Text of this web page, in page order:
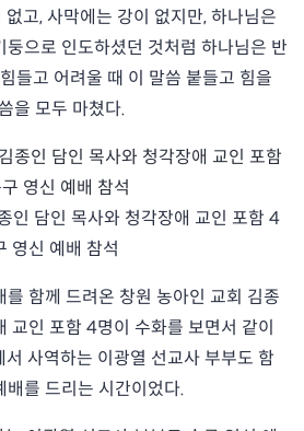
없고, 사막에는 강이 없지만, 하나님은
으로 인도하셨던 것처럼 하나님은 반
들고 어려울 때 이 말씀 붙들고 힘을
을 모두 마쳤다.
인 담인 목사와 청각장애 교인 포함 4
영신 예배 참석
함께 드려온 창원 농아인 교회 김종
교인 포함 4명이 수화를 보면서 같이
사역하는 이광열 선교사 부부도 함
를 드리는 시간이었다.